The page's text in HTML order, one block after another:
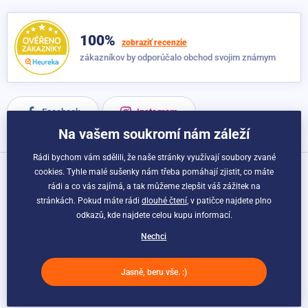
15,60 €
100% zobraziť recenzie
zákazníkov by odporúčalo obchod svojim známym
Facebook Instagram
Možnosti dopravy a platby:
© Esportago.sk. WebdesignLitvanyi.sk| E-shop vytvorilasimplia.cz
Na vašem soukromí nám záleží
Rádi bychom vám sdělili, že naše stránky využívají soubory zvané
cookies. Tyhle malé sušenky nám třeba pomáhají zjistit, co máte
rádi a co vás zajímá, a tak můžeme zlepšit váš zážitek na
stránkách. Pokud máte rádi dlouhé čtení, v patičce najdete plno
odkazů, kde najdete celou kupu informací.
Nechci
Jasně, beru vše. :)